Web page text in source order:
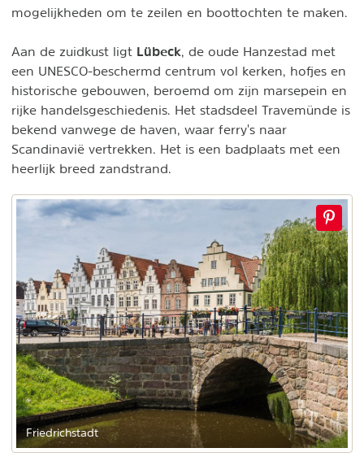
mogelijkheden om te zeilen en boottochten te maken.
Aan de zuidkust ligt Lübeck , de oude Hanzestad met
een UNESCO-beschermd centrum vol kerken, hofjes en
historische gebouwen, beroemd om zijn marsepein en
rijke handelsgeschiedenis. Het stadsdeel Travemünde is
bekend vanwege de haven, waar ferry's naar
Scandinavië vertrekken. Het is een badplaats met een
heerlijk breed zandstrand.
Friedrichstadt